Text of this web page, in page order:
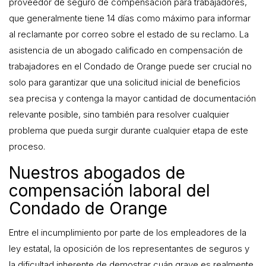
que generalmente tiene 14 días como máximo para informar
al reclamante por correo sobre el estado de su reclamo. La
asistencia de un abogado calificado en compensación de
trabajadores en el Condado de Orange puede ser crucial no
solo para garantizar que una solicitud inicial de beneficios
sea precisa y contenga la mayor cantidad de documentación
relevante posible, sino también para resolver cualquier
problema que pueda surgir durante cualquier etapa de este
proceso.
Nuestros abogados de
compensación laboral del
Condado de Orange
Entre el incumplimiento por parte de los empleadores de la
ley estatal, la oposición de los representantes de seguros y